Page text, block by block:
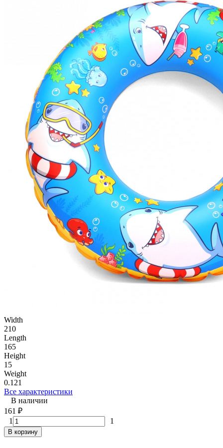
Width
210
Length
165
Height
15
Weight
0.121
Все характеристики
В наличии
161 ₽
1
1
В корзину